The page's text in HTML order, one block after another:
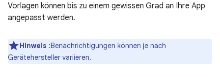
Vorlagen können bis zu einem gewissen Grad an Ihre App
angepasst werden.
Hinweis :Benachrichtigungen können je nach
Gerätehersteller variieren.